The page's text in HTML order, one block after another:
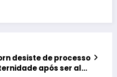
desiste de processo
após ser alvo